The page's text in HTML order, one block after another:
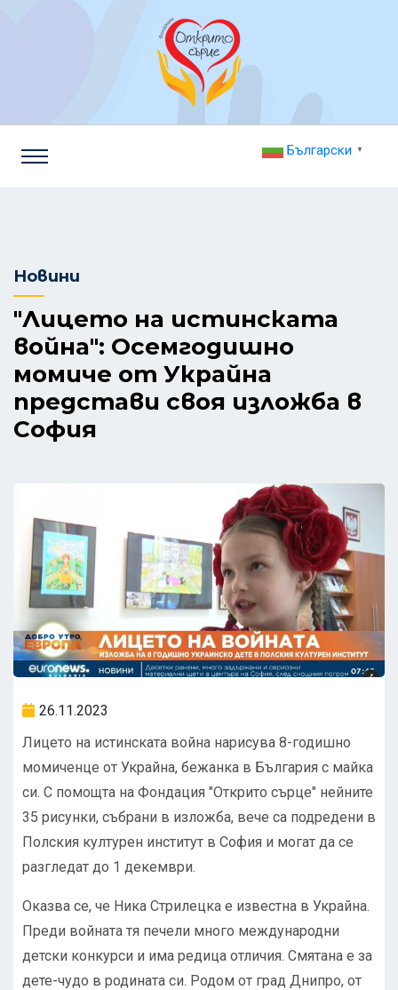
Български ▼
Новини
"Лицето на истинската
война": Осемгодишно
момиче от Украйна
представи своя изложба в
София
26.11.2023
Лицето на истинската война нарисува 8-годишно
момиченце от Украйна, бежанка в България с майка
си. С помощта на Фондация "Открито сърце" нейните
35 рисунки, събрани в изложба, вече са подредени в
Полския културен институт в София и могат да се
разгледат до 1 декември.
Оказва се, че Ника Стрилецка е известна в Украйна.
Преди войната тя печели много международни
детски конкурси и има редица отличия. Смятана е за
дете-чудо в родината си. Родом от град Днипро, от